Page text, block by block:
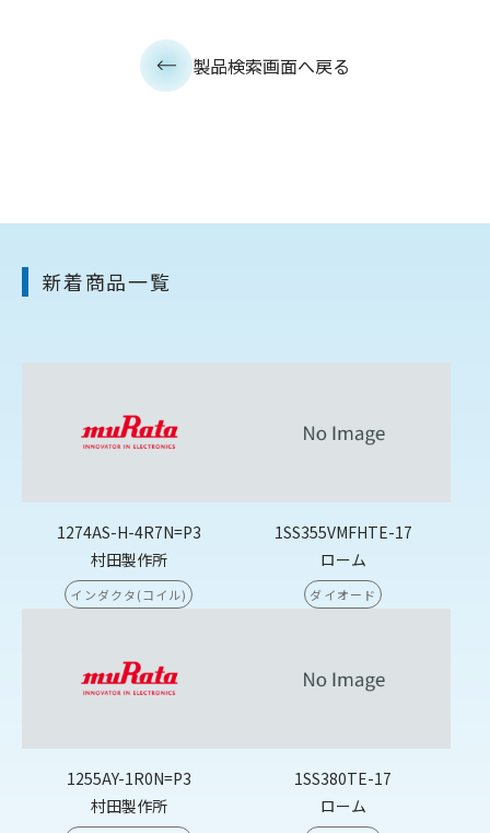
製品検索画面へ戻る
新着商品一覧
1274AS-H-4R7N=P3
村田製作所
インダクタ(コイル)
1SS355VMFHTE-17
ローム
ダイオード
1255AY-1R0N=P3
村田製作所
1SS380TE-17
ローム